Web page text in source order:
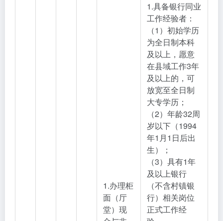
1.办理柜
面（厅
堂）现
1.具备银行同业
工作经验者：
（1）初始学历
为全日制本科
及以上，愿意
在县域工作3年
及以上的，可
放宽至全日制
大专学历；
（2）年龄32周
岁以下（1994
年1月1日后出
生）；
（3）具有1年
及以上银行
（不含村镇银
行）相关岗位
正式工作经